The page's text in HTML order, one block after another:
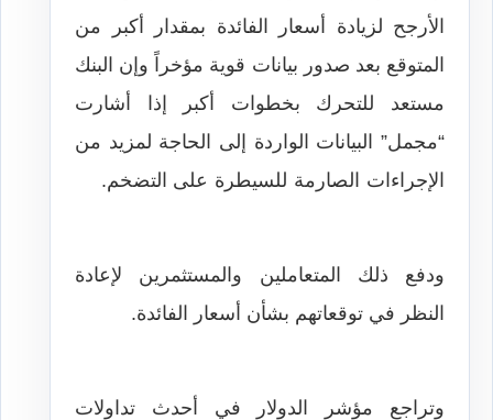
الأرجح لزيادة أسعار الفائدة بمقدار أكبر من
المتوقع بعد صدور بيانات قوية مؤخراً وإن البنك
مستعد للتحرك بخطوات أكبر إذا أشارت
“مجمل” البيانات الواردة إلى الحاجة لمزيد من
الإجراءات الصارمة للسيطرة على التضخم.
ودفع ذلك المتعاملين والمستثمرين لإعادة
النظر في توقعاتهم بشأن أسعار الفائدة.
وتراجع مؤشر الدولار في أحدث تداولات